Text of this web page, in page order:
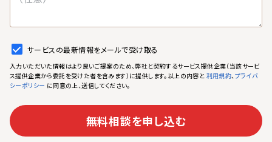
サービスの最新情報をメールで受け取る
入力いただいた情報はより良いご提案のため、弊社と契約するサービス提供企業（当該サービ
ス提供企業から委託を受けた者を含みます）に提供します。以上の内容と 利用規約、プライバ
シーポリシー に同意の上、送信してください。
無料相談を申し込む